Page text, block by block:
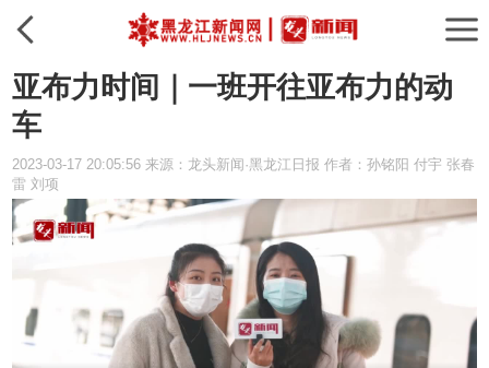
亚布力时间｜一班开往亚布力的动
车
2023-03-17 20:05:56 来源：龙头新闻·黑龙江日报 作者：孙铭阳 付宇 张春
雷 刘项